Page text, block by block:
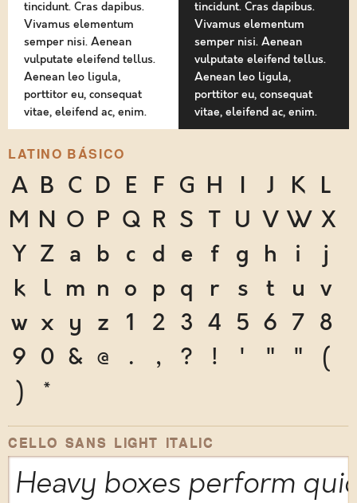
tincidunt. Cras dapibus.
Vivamus elementum
semper nisi. Aenean
vulputate eleifend tellus.
Aenean leo ligula,
porttitor eu, consequat
vitae, eleifend ac, enim.
tincidunt. Cras dapibus.
Vivamus elementum
semper nisi. Aenean
vulputate eleifend tellus.
Aenean leo ligula,
porttitor eu, consequat
vitae, eleifend ac, enim.
LATINO BÁSICO
A B C D E F G H I J K
L
M N O P Q R S T U V W X
Y Z a b c d e f g h i
j
k
l m n o p q r s t u
v
w x y z 1 2 3 4 5 6 7
8
9 0 & @ . , ? ! ' " "
(
)
*
CELLO SANS LIGHT ITALIC
Heavy boxes perform